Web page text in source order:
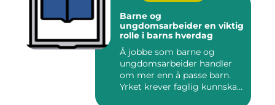
Barne og
ungdomsarbeider en viktig
rolle i barns hverdag
Å jobbe som barne og
ungdomsarbeider handler
om mer enn å passe barn.
Yrket krever faglig kunnskap,